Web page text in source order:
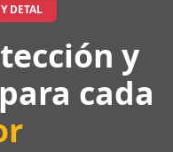
DETAL
y
cada